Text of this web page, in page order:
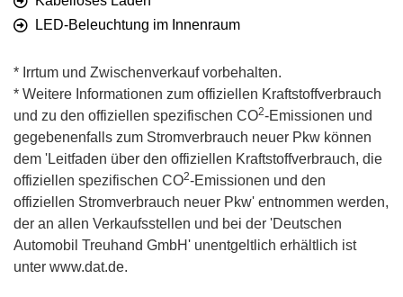
LED-Beleuchtung im Innenraum
* Irrtum und Zwischenverkauf vorbehalten.
* Weitere Informationen zum offiziellen Kraftstoffverbrauch
und zu den offiziellen spezifischen CO2-Emissionen und
gegebenenfalls zum Stromverbrauch neuer Pkw können
dem 'Leitfaden über den offiziellen Kraftstoffverbrauch, die
offiziellen spezifischen CO2-Emissionen und den
offiziellen Stromverbrauch neuer Pkw' entnommen werden,
der an allen Verkaufsstellen und bei der 'Deutschen
Automobil Treuhand GmbH' unentgeltlich erhältlich ist
unter www.dat.de.